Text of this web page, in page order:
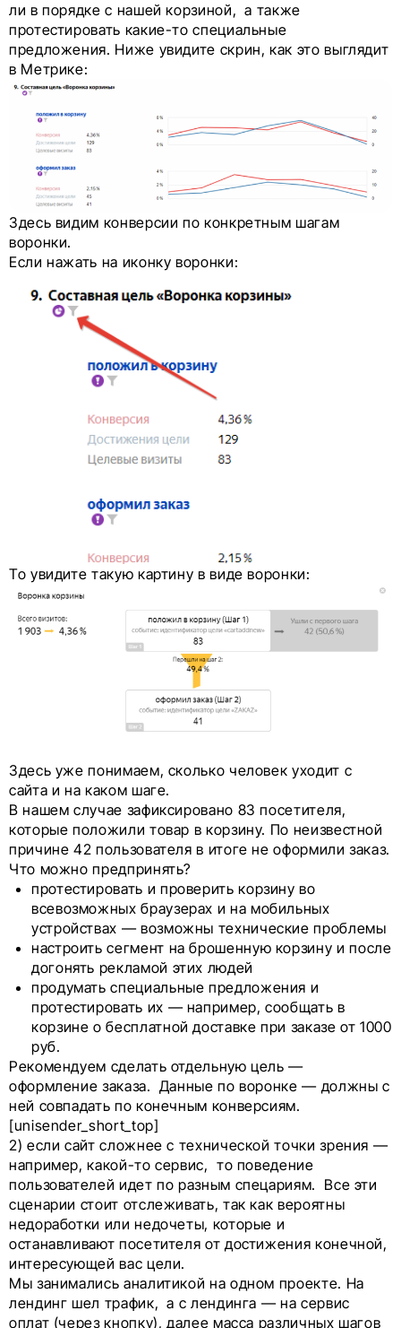
ли в порядке с нашей корзиной, а также
протестировать какие-то специальные
предложения. Ниже увидите скрин, как это выглядит
в Метрике:
Здесь видим конверсии по конкретным шагам
воронки.
Если нажать на иконку воронки:
То увидите такую картину в виде воронки:
Здесь уже понимаем, сколько человек уходит с
сайта и на каком шаге.
В нашем случае зафиксировано 83 посетителя,
которые положили товар в корзину. По неизвестной
причине 42 пользователя в итоге не оформили заказ.
Что можно предпринять?
протестировать и проверить корзину во
всевозможных браузерах и на мобильных
устройствах — возможны технические проблемы
настроить сегмент на брошенную корзину и после
догонять рекламой этих людей
продумать специальные предложения и
протестировать их — например, сообщать в
корзине о бесплатной доставке при заказе от 1000
руб.
Рекомендуем сделать отдельную цель —
оформление заказа. Данные по воронке — должны с
ней совпадать по конечным конверсиям.
[unisender_short_top]
2) если сайт сложнее с технической точки зрения —
например, какой-то сервис, то поведение
пользователей идет по разным спецариям. Все эти
сценарии стоит отслеживать, так как вероятны
недоработки или недочеты, которые и
останавливают посетителя от достижения конечной,
интересующей вас цели.
Мы занимались аналитикой на одном проекте. На
лендинг шел трафик, а с лендинга — на сервис
оплат (через кнопку), далее масса различных шагов